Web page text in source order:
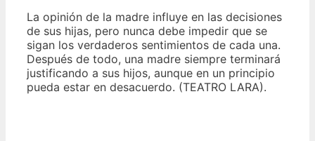
La opinión de la madre influye en las decisiones
de sus hijas, pero nunca debe impedir que se
sigan los verdaderos sentimientos de cada una.
Después de todo, una madre siempre terminará
justificando a sus hijos, aunque en un principio
pueda estar en desacuerdo. (TEATRO LARA).